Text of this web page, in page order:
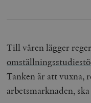
Till våren lägger
Tanken är att vuxna,
arbetsmarknaden,